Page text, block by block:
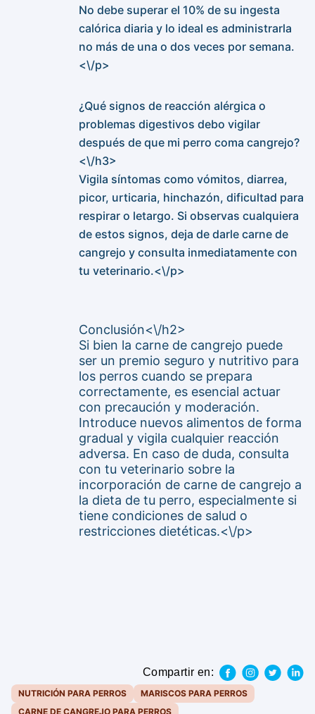
No debe superar el 10% de su ingesta
calórica diaria y lo ideal es administrarla
no más de una o dos veces por semana.
<\/p>
¿Qué signos de reacción alérgica o
problemas digestivos debo vigilar
después de que mi perro coma cangrejo?
<\/h3>
Vigila síntomas como vómitos, diarrea,
picor, urticaria, hinchazón, dificultad para
respirar o letargo. Si observas cualquiera
de estos signos, deja de darle carne de
cangrejo y consulta inmediatamente con
tu veterinario.<\/p>
Conclusión<\/h2>
Si bien la carne de cangrejo puede
ser un premio seguro y nutritivo para
los perros cuando se prepara
correctamente, es esencial actuar
con precaución y moderación.
Introduce nuevos alimentos de forma
gradual y vigila cualquier reacción
adversa. En caso de duda, consulta
con tu veterinario sobre la
incorporación de carne de cangrejo a
la dieta de tu perro, especialmente si
tiene condiciones de salud o
restricciones dietéticas.<\/p>
Compartir en:
NUTRICIÓN PARA PERROS
MARISCOS PARA PERROS
CARNE DE CANGREJO PARA PERROS